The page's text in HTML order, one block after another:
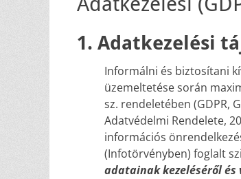
1. Adatkezelési
Informálni és biztosítani
üzemeltetése során
sz. rendeletében (GDPR,
Adatvédelmi Rendelete,
információs
(Infotörvényben) foglalt
adatainak kezeléséről és